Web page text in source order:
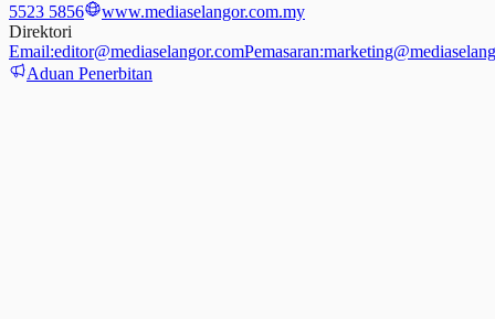
5523 5856
www.mediaselangor.com.my
Direktori
Email:editor@mediaselangor.comPemasaran:
Aduan Penerbitan